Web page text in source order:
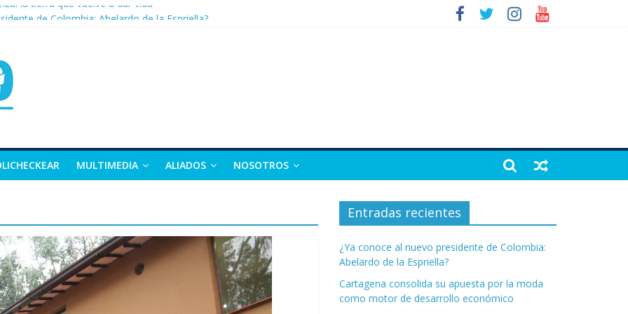
la tierra que vuelve a dar vida
exvicepresidente y figura clave de la política colombiana
y Nariño deja 21 muertos y más de 50 heridos
MULTIMEDIA ALIADOS NOSOTROS
Entradas recientes
¿Ya conoce al nuevo presidente de Colombia:
Abelardo de la Espriella?
Cartagena consolida su apuesta por la moda
como motor de desarrollo económico